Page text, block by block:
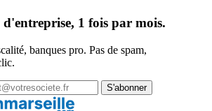
d'entreprise, 1 fois par mois.
banques pro. Pas de spam,
S'abonner